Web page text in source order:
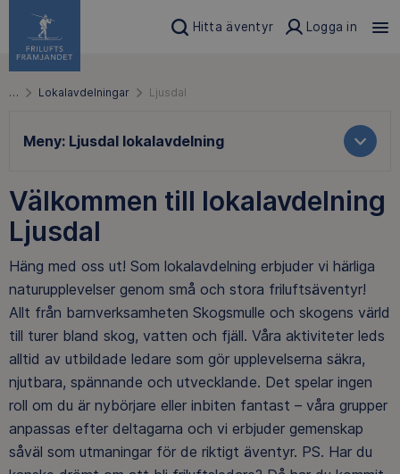
Hitta äventyr Logga in
… Lokalavdelningar Ljusdal
Meny: Ljusdal lokalavdelning
Välkommen till lokalavdelning
Ljusdal
Häng med oss ut! Som lokalavdelning erbjuder vi härliga
naturupplevelser genom små och stora friluftsäventyr!
Allt från barnverksamheten Skogsmulle och skogens värld
till turer bland skog, vatten och fjäll. Våra aktiviteter leds
alltid av utbildade ledare som gör upplevelserna säkra,
njutbara, spännande och utvecklande. Det spelar ingen
roll om du är nybörjare eller inbiten fantast – våra grupper
anpassas efter deltagarna och vi erbjuder gemenskap
såväl som utmaningar för de riktigt äventyr. PS. Har du